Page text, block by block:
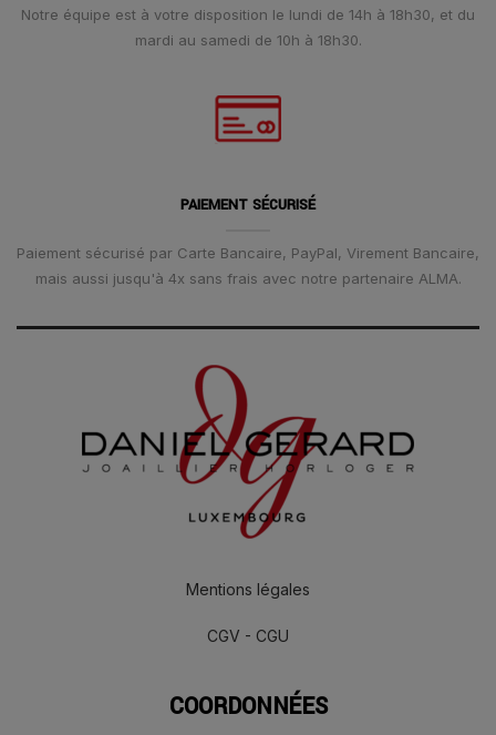
Notre équipe est à votre disposition le lundi de 14h à 18h30, et du
mardi au samedi de 10h à 18h30.
PAIEMENT SÉCURISÉ
Paiement sécurisé par Carte Bancaire, PayPal, Virement Bancaire,
mais aussi jusqu'à 4x sans frais avec notre partenaire ALMA.
Mentions légales
CGV - CGU
COORDONNÉES